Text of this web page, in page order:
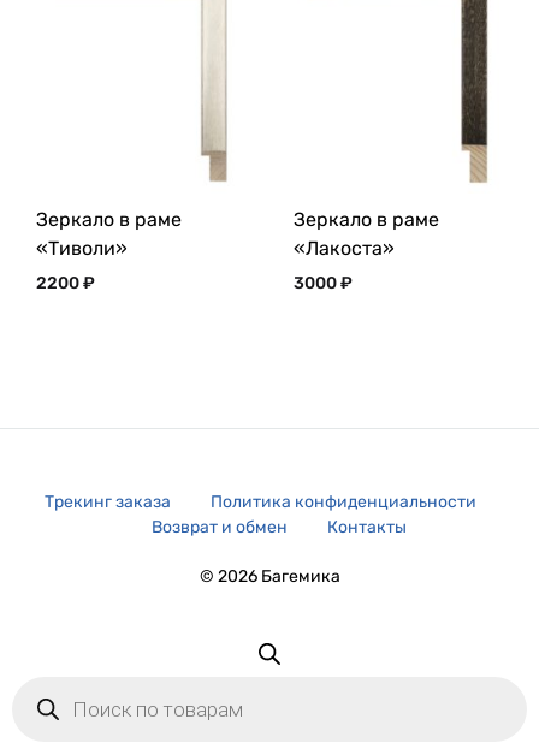
Зеркало в раме
«Тиволи»
2200₽
Зеркало в раме
«Лакоста»
3000₽
© 2026 Багемика
Трекинг заказа
Политика конфиденциальности
Возврат и обмен
Контакты
товаров